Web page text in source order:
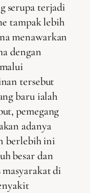
serupa terjadi
tampak lebih
menawarkan
dengan
tersebut
baru ialah
pemegang
adanya
berlebih ini
besar dan
di